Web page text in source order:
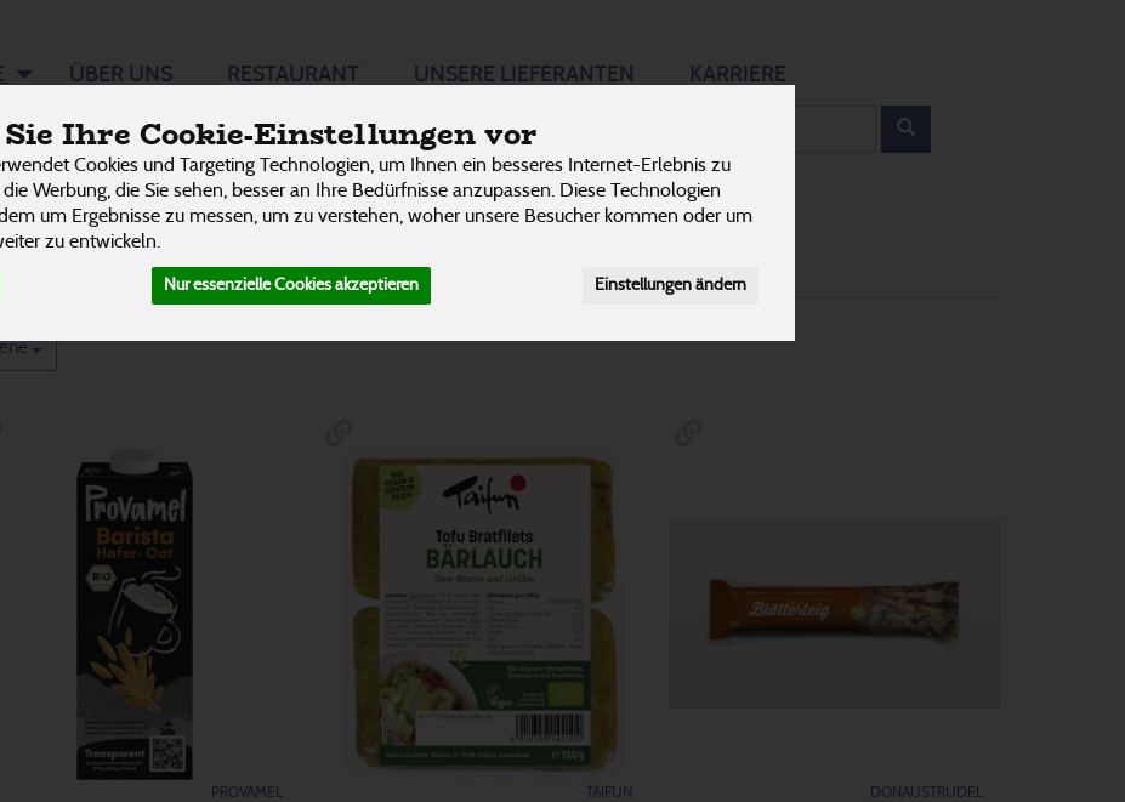
Ihre Cookie-Einstellungen vor
Cookies und Targeting Technologien, um Ihnen ein besseres Internet-Erlebnis zu
Werbung, die Sie sehen, besser an Ihre Bedürfnisse anzupassen. Diese Technologien
um Ergebnisse zu messen, um zu verstehen, woher unsere Besucher kommen oder um
zu entwickeln.
Nur essenzielle Cookies akzeptieren Einstellungen ändern
ÜBER UNS RESTAURANT UNSERE LIEFERANTEN KARRIERE
Vegan
1 Fleisch Alternativen Frischprodukte
17 Süßes
PROVAMEL
TAIFUN
DONAUSTRUDEL